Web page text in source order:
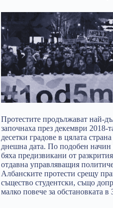
Протестите продължават най-
започнаха през декември 2018-
десетки градове в цялата
днешна дата. По подобен начин
бяха предизвикани от
отдавна управляващия
Албанските протести срещу
същество студентски, също
малко повече за обстановката